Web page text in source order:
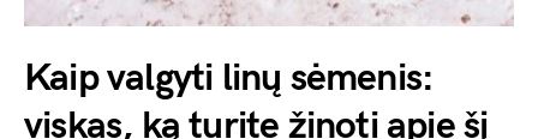
Kaip valgyti linų sėmenis:
viskas, ką turite žinoti apie šį